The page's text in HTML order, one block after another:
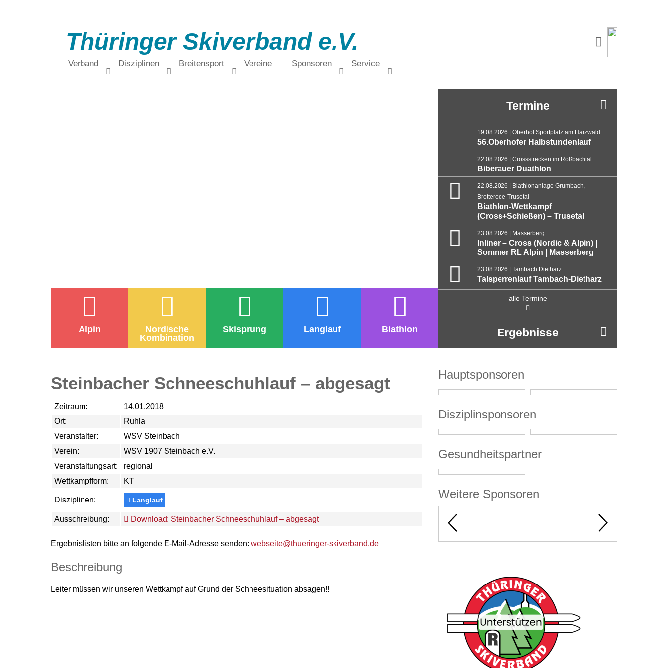
Thüringer Skiverband e.V.
Verband Disziplinen Breitensport Vereine Sponsoren Service
Alpin
Nordische
Kombination
Skisprung Langlauf Biathlon
Termine
19.08.2026 | Oberhof Sportplatz am Harzwald
56.Oberhofer Halbstundenlauf
22.08.2026 | Crossstrecken im Roßbachtal
Biberauer Duathlon
22.08.2026 | Biathlonanlage Grumbach,
Brotterode-Trusetal
Biathlon-Wettkampf
(Cross+Schießen) – Trusetal
23.08.2026 | Masserberg
Inliner – Cross (Nordic & Alpin) |
Sommer RL Alpin | Masserberg
23.08.2026 | Tambach Dietharz
Talsperrenlauf Tambach-Dietharz
alle Termine
Ergebnisse
Steinbacher Schneeschuhlauf – abgesagt
Zeitraum:
14.01.2018
Ort:
Ruhla
Veranstalter:
WSV Steinbach
Verein:
WSV 1907 Steinbach e.V.
Veranstaltungsart:
regional
Wettkampfform:
KT
Disziplinen: Langlauf
Ausschreibung: Download: Steinbacher Schneeschuhlauf – abgesagt
Ergebnislisten bitte an folgende E-Mail-Adresse senden: webseite@thueringer-skiverband.de
Beschreibung
Leiter müssen wir unseren Wettkampf auf Grund der Schneesituation absagen!!
Hauptsponsoren
Disziplinsponsoren
Gesundheitspartner
Weitere Sponsoren